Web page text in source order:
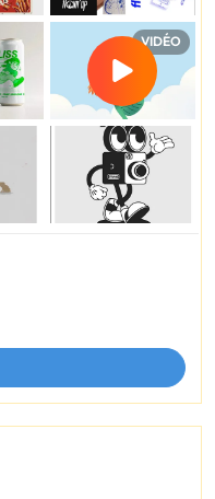
VIDÉO